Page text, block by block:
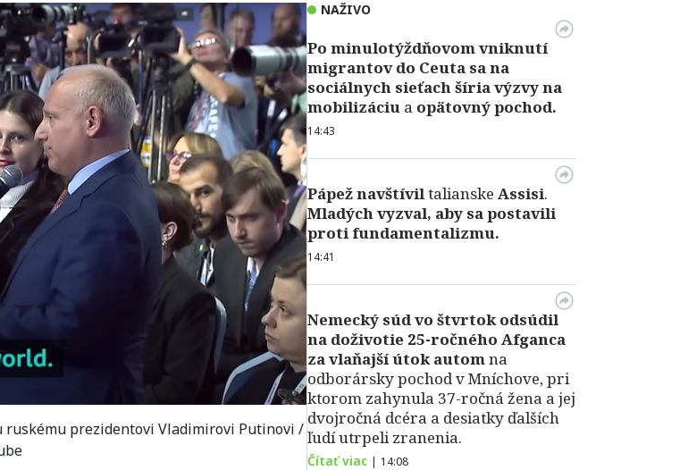
ruskému prezidentovi Vladimirovi Putinovi /
NAŽIVO
Po minulotýždňovom vniknutí
migrantov do Ceuta sa na
sociálnych sieťach šíria výzvy na
mobilizáciu a opätovný pochod.
14:43
Pápežnavštíviltalianske Assisi.
Mladých vyzval, aby sa postavili
proti fundamentalizmu.
14:41
Nemecký súd vo štvrtok odsúdil
na doživotie 25-ročného Afganca
za vlaňajší útok automna
odborársky pochod v Mníchove, pri
ktorom zahynula 37-ročná žena a jej
dvojročná dcéra a desiatky ďalších
ľudí utrpeli zranenia.
Čítať viac | 14:08